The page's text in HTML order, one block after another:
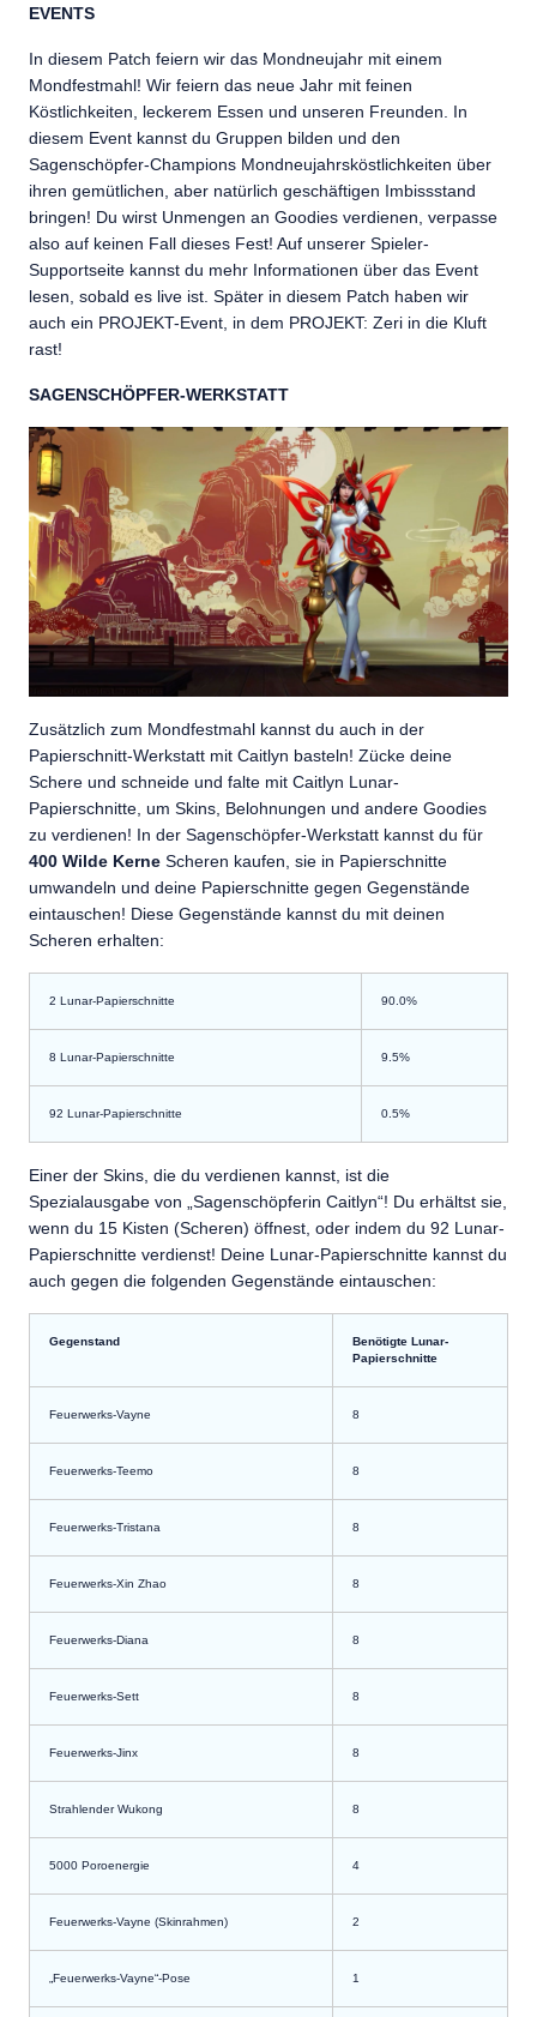
EVENTS
In diesem Patch feiern wir das Mondneujahr mit einem
Mondfestmahl! Wir feiern das neue Jahr mit feinen
Köstlichkeiten, leckerem Essen und unseren Freunden. In
diesem Event kannst du Gruppen bilden und den
Sagenschöpfer-Champions Mondneujahrsköstlichkeiten über
ihren gemütlichen, aber natürlich geschäftigen Imbissstand
bringen! Du wirst Unmengen an Goodies verdienen, verpasse
also auf keinen Fall dieses Fest! Auf unserer Spieler-
Supportseite kannst du mehr Informationen über das Event
lesen, sobald es live ist. Später in diesem Patch haben wir
auch ein PROJEKT-Event, in dem PROJEKT: Zeri in die Kluft
rast!
SAGENSCHÖPFER-WERKSTATT
Zusätzlich zum Mondfestmahl kannst du auch in der
Papierschnitt-Werkstatt mit Caitlyn basteln! Zücke deine
Schere und schneide und falte mit Caitlyn Lunar-
Papierschnitte, um Skins, Belohnungen und andere Goodies
zu verdienen! In der Sagenschöpfer-Werkstatt kannst du für
400 Wilde Kerne Scheren kaufen, sie in Papierschnitte
umwandeln und deine Papierschnitte gegen Gegenstände
eintauschen! Diese Gegenstände kannst du mit deinen
Scheren erhalten:
2 Lunar-Papierschnitte 90.0%
8 Lunar-Papierschnitte 9.5%
92 Lunar-Papierschnitte 0.5%
Einer der Skins, die du verdienen kannst, ist die
Spezialausgabe von „Sagenschöpferin Caitlyn“! Du erhältst sie,
wenn du 15 Kisten (Scheren) öffnest, oder indem du 92 Lunar-
Papierschnitte verdienst! Deine Lunar-Papierschnitte kannst du
auch gegen die folgenden Gegenstände eintauschen:
Gegenstand
Benötigte Lunar-
Papierschnitte
Feuerwerks-Vayne 8
Feuerwerks-Teemo 8
Feuerwerks-Tristana 8
Feuerwerks-Xin Zhao 8
Feuerwerks-Diana 8
Feuerwerks-Sett 8
Feuerwerks-Jinx 8
StrahlenderWukong 8
5000 Poroenergie 4
Feuerwerks-Vayne (Skinrahmen) 2
„Feuerwerks-Vayne“-Pose 1